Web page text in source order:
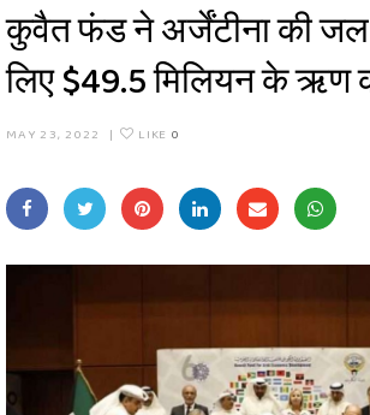
कुवैत फंड ने अर्जेंटीना की
लिए $49.5 मिलियन के ऋण
MAY 23, 2022 | LIKE 0